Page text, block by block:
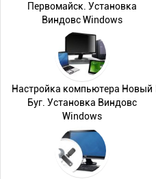
Первомайск. Установка
Виндовс Windows
Настройка компьютера Новый
Буг. Установка Виндовс
Windows